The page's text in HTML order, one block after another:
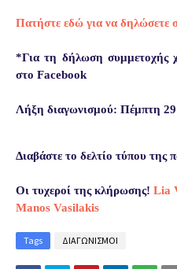
Πατήστε εδώ για να δηλώσετε
*Για τη δήλωση συμμετοχής
στο Facebook
Λήξη διαγωνισμού: Πέμπτη
Διαβάστε το δελτίο τύπου της
Οι τυχεροί της κλήρωσης! Lia
Manos Vasilakis
Tags ΔΙΑΓΩΝΙΣΜΟΙ